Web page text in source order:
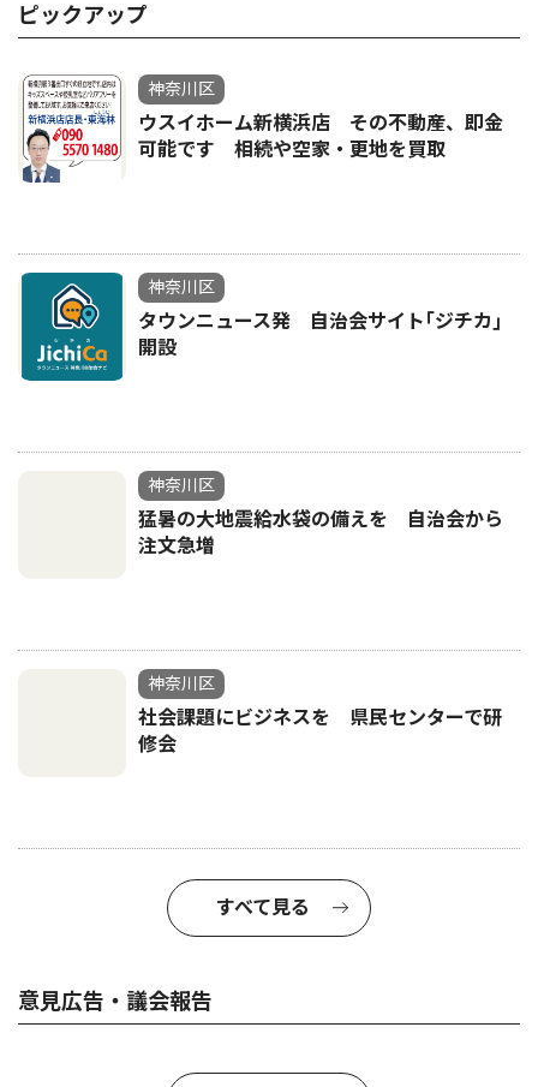
ピックアップ
神奈川区
ウスイホーム新横浜店 その不動産、即金
可能です 相続や空家・更地を買取
神奈川区
タウンニュース発 自治会サイト｢ジチカ｣
開設
神奈川区
猛暑の大地震給水袋の備えを 自治会から
注文急増
神奈川区
社会課題にビジネスを 県民センターで研
修会
すべて見る
意見広告・議会報告